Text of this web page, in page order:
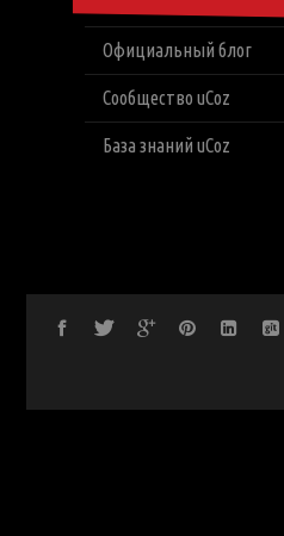
Официальный блог
Сообщество uCoz
База знаний uCoz